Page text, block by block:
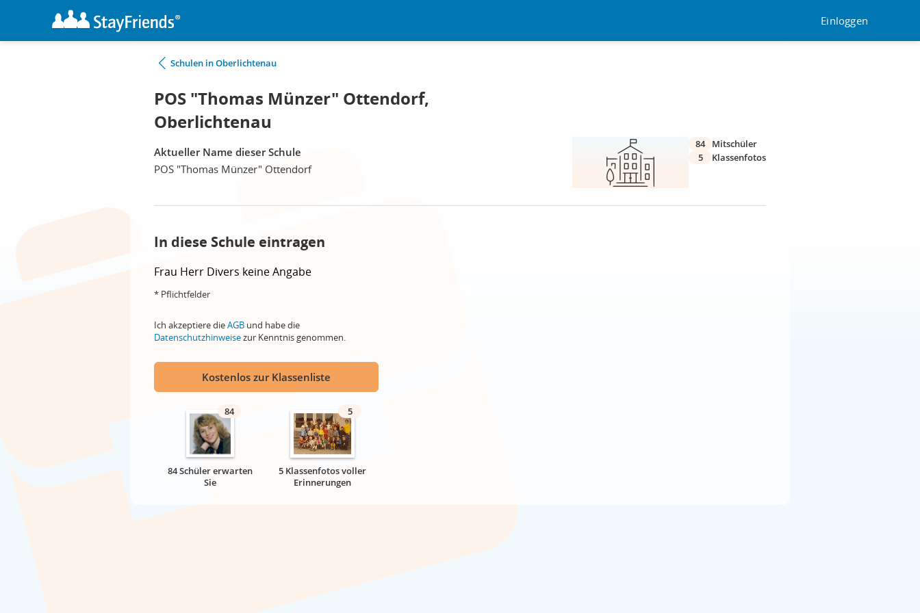
Einloggen
Schulen in Oberlichtenau
POS "Thomas Münzer" Ottendorf,
Oberlichtenau
Aktueller Name dieser Schule
POS "Thomas Münzer" Ottendorf
84
Mitschüler
5
Klassenfotos
In diese Schule eintragen
Frau Herr Divers keine Angabe
* Pflichtfelder
Ich akzeptiere dieAGB und habe die
Datenschutzhinweisezur Kenntnis genommen.
Kostenlos zur Klassenliste
84
84 Schüler erwarten
Sie
5
5 Klassenfotos voller
Erinnerungen